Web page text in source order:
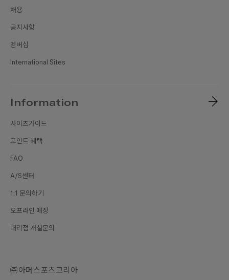
채용
공지사항
멤버십
International Sites
Information
사이즈가이드
포인트 혜택
FAQ
A/S센터
1:1 문의하기
오프라인 매장
대리점 개설문의
㈜아머스포츠코리아